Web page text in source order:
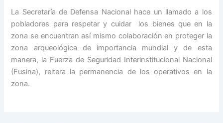
La Secretaría de Defensa Nacional hace un llamado a los
pobladores para respetar y cuidar los bienes que en la
zona se encuentran así mismo colaboración en proteger la
zona arqueológica de importancia mundial y de esta
manera, la Fuerza de Seguridad Interinstitucional Nacional
(Fusina), reitera la permanencia de los operativos en la
zona.